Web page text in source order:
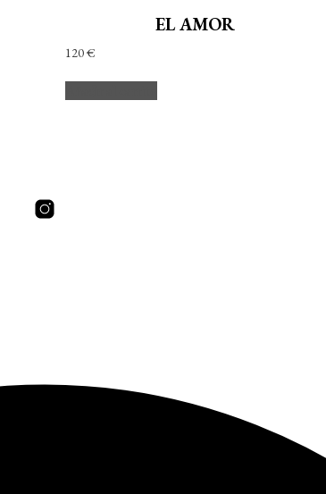
EL AMOR
120€